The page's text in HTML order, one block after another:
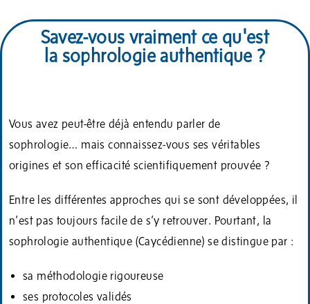
Savez-vous vraiment ce qu'est
la sophrologie authentique ?
Vous avez peut-être déjà entendu parler de
sophrologie… mais connaissez-vous ses véritables
origines et son efficacité scientifiquement prouvée ?
Entre les différentes approches qui se sont développées, il
n’est pas toujours facile de s’y retrouver. Pourtant, la
sophrologie authentique (Caycédienne) se distingue par :
sa méthodologie rigoureuse
ses protocoles validés